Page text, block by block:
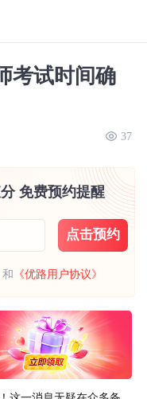
考试时间确
37
免费预约提醒
点击预约
和 《优路用户协议》